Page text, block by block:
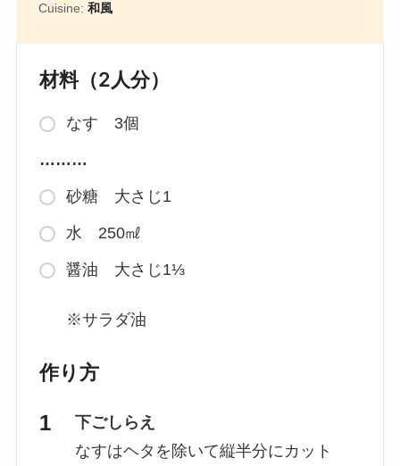
Cuisine: 和風
材料（2人分）
なす 3個
………
砂糖 大さじ1
水 250㎖
醤油 大さじ1⅓
※サラダ油
作り方
下ごしらえ
なすはヘタを除いて縦半分にカット